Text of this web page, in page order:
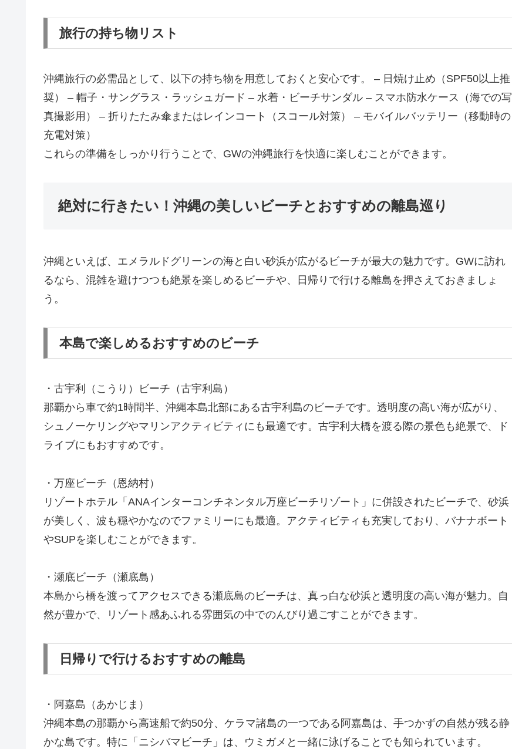
旅行の持ち物リスト
沖縄旅行の必需品として、以下の持ち物を用意しておくと安心です。 – 日焼け止め（SPF50以上推
奨） – 帽子・サングラス・ラッシュガード – 水着・ビーチサンダル – スマホ防水ケース（海での写
真撮影用） – 折りたたみ傘またはレインコート（スコール対策） – モバイルバッテリー（移動時の
充電対策）
これらの準備をしっかり行うことで、GWの沖縄旅行を快適に楽しむことができます。
絶対に行きたい！沖縄の美しいビーチとおすすめの離島巡り
沖縄といえば、エメラルドグリーンの海と白い砂浜が広がるビーチが最大の魅力です。GWに訪れ
るなら、混雑を避けつつも絶景を楽しめるビーチや、日帰りで行ける離島を押さえておきましょ
う。
本島で楽しめるおすすめのビーチ
・古宇利（こうり）ビーチ（古宇利島）
那覇から車で約1時間半、沖縄本島北部にある古宇利島のビーチです。透明度の高い海が広がり、
シュノーケリングやマリンアクティビティにも最適です。古宇利大橋を渡る際の景色も絶景で、ド
ライブにもおすすめです。
・万座ビーチ（恩納村）
リゾートホテル「ANAインターコンチネンタル万座ビーチリゾート」に併設されたビーチで、砂浜
が美しく、波も穏やかなのでファミリーにも最適。アクティビティも充実しており、バナナボート
やSUPを楽しむことができます。
・瀬底ビーチ（瀬底島）
本島から橋を渡ってアクセスできる瀬底島のビーチは、真っ白な砂浜と透明度の高い海が魅力。自
然が豊かで、リゾート感あふれる雰囲気の中でのんびり過ごすことができます。
日帰りで行けるおすすめの離島
・阿嘉島（あかじま）
沖縄本島の那覇から高速船で約50分、ケラマ諸島の一つである阿嘉島は、手つかずの自然が残る静
かな島です。特に「ニシバマビーチ」は、ウミガメと一緒に泳げることでも知られています。